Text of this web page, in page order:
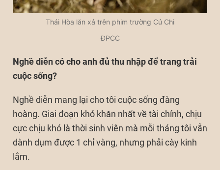
Thái Hòa lăn xả trên phim trường Củ Chi
ĐPCC
Nghề diễn có cho anh đủ thu nhập để trang trải
cuộc sống?
Nghề diễn mang lại cho tôi cuộc sống đàng
hoàng. Giai đoạn khó khăn nhất về tài chính, chịu
cực chịu khó là thời sinh viên mà mỗi tháng tôi vẫn
dành dụm được 1 chỉ vàng, nhưng phải cày kinh
lắm.